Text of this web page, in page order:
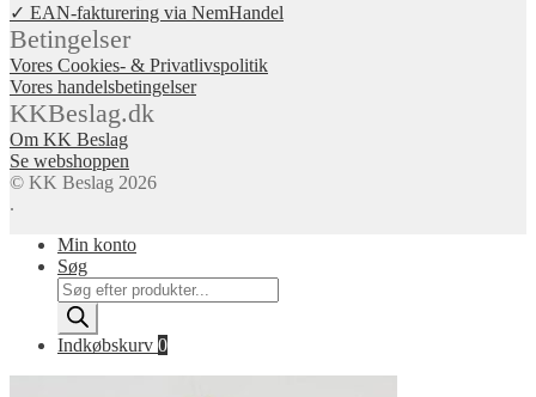
✓ EAN-fakturering via NemHandel
Betingelser
Vores Cookies- & Privatlivspolitik
Vores handelsbetingelser
KKBeslag.dk
Om KK Beslag
Se webshoppen
© KK Beslag 2026
.
Min konto
Søg
Products
search
Indkøbskurv 0